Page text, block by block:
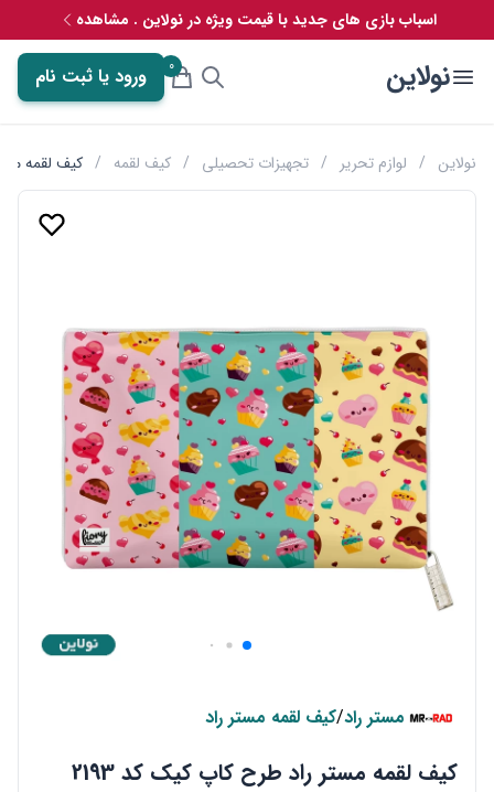
اسباب بازی های جدید با قیمت ویژه در نولاین . مشاهده
نولاین 0 ورود یا ثبت نام
نولاین / لوازم تحریر / تجهیزات تحصیلی / کیف لقمه / کیف لقمه
مستر راد/کیف لقمه مستر راد
کیف لقمه مستر راد طرح کاپ کیک کد 2193